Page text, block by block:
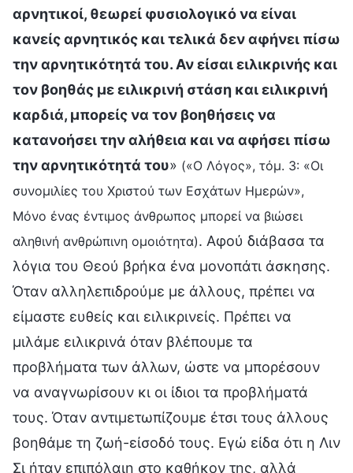
αρνητικοί, θεωρεί φυσιολογικό να είναι
κανείς αρνητικός και τελικά δεν αφήνει πίσω
την αρνητικότητά του. Αν είσαι ειλικρινής και
τον βοηθάς με ειλικρινή στάση και ειλικρινή
καρδιά, μπορείς να τον βοηθήσεις να
κατανοήσει την αλήθεια και να αφήσει πίσω
την αρνητικότητά του» («Ο Λόγος», τόμ. 3: «Οι
συνομιλίες του Χριστού των Εσχάτων Ημερών»,
Μόνο ένας έντιμος άνθρωπος μπορεί να βιώσει
αληθινή ανθρώπινη ομοιότητα). Αφού διάβασα τα
λόγια του Θεού βρήκα ένα μονοπάτι άσκησης.
Όταν αλληλεπιδρούμε με άλλους, πρέπει να
είμαστε ευθείς και ειλικρινείς. Πρέπει να
μιλάμε ειλικρινά όταν βλέπουμε τα
προβλήματα των άλλων, ώστε να μπορέσουν
να αναγνωρίσουν κι οι ίδιοι τα προβλήματά
τους. Όταν αντιμετωπίζουμε έτσι τους άλλους
βοηθάμε τη ζωή-είσοδό τους. Εγώ είδα ότι η Λιν
Σι ήταν επιπόλαιη στο καθήκον της, αλλά